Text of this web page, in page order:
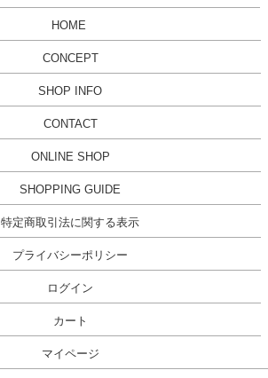
HOME
CONCEPT
SHOP INFO
CONTACT
ONLINE SHOP
SHOPPING GUIDE
特定商取引法に関する表示
プライバシーポリシー
ログイン
カート
マイページ